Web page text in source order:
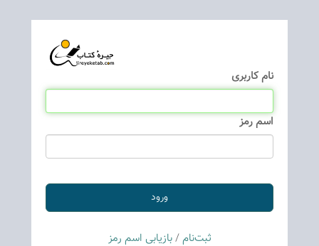
نام كاربری
اسم رمز
ثبت‌نام/بازیابی اسم رمز